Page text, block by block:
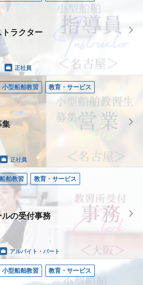
ラクター
正社員
小型船舶教習 教育・サービス
集
正社員
舶教習 教育・サービス
の受付事務
アルバイト・パート
小型船舶教習 教育・サービス